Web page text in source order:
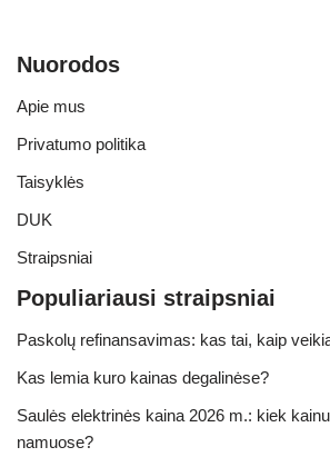
Nuorodos
Apie mus
Privatumo politika
Taisyklės
DUK
Straipsniai
Populiariausi straipsniai
Paskolų refinansavimas: kas tai, kaip
Kas lemia kuro kainas degalinėse?
Saulės elektrinės kaina 2026 m.: kiek
namuose?